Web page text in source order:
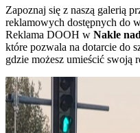
Zapoznaj się z naszą galerią
reklamowych dostępnych do
Reklama DOOH w Nakle
które pozwala na dotarcie do
gdzie możesz umieścić swoją